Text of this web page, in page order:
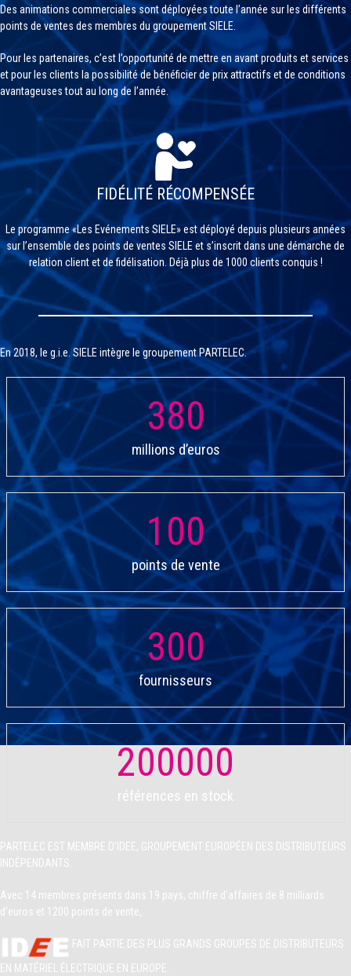
Des animations commerciales sont déployées toute l’année sur les différents
points de ventes des membres du groupement SIELE.
Pour les partenaires, c’est l’opportunité de mettre en avant produits et services
et pour les clients la possibilité de bénéficier de prix attractifs et de conditions
avantageuses tout au long de l’année.
FIDÉLITÉ RÉCOMPENSÉE
Le programme «Les Evénements SIELE» est déployé depuis plusieurs années
sur l’ensemble des points de ventes SIELE et s’inscrit dans une démarche de
relation client et de fidélisation. Déjà plus de 1000 clients conquis !
En 2018, le g.i.e. SIELE intègre le groupement PARTELEC.
380
millions d’euros
100
points de vente
300
fournisseurs
200000
références en stock
PARTELEC EST MEMBRE D’IDEE, GROUPEMENT EUROPÉEN DES DISTRIBUTEURS
INDÉPENDANTS.
Avec 14 membres présents dans 19 pays, chiffre d’affaires de 8 milliards
d’euros et 1200 points de vente,
FAIT PARTIE DES PLUS GRANDS GROUPES DE DISTRIBUTEURS
EN MATÉRIEL ÉLECTRIQUE EN EUROPE.